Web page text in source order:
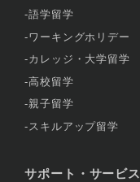
語学留学
ワーキングホリデー
カレッジ・大学留学
高校留学
親子留学
スキルアップ留学
サポート・サービス